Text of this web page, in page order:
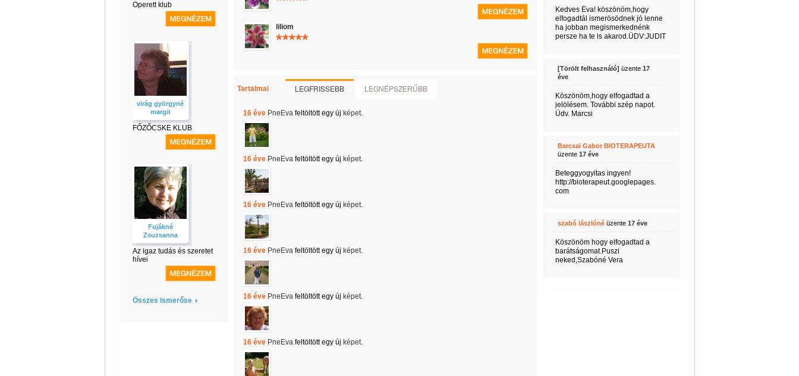
Operett klub
virág györgyné
margit
FŐZŐCSKE KLUB
Fujákné
Zsuzsanna
Az igaz tudás és szeretet
hívei
Összes ismerőse
liliom
Tartalmai LEGFRISSEBB LEGNÉPSZERŰBB
16 éve PneEvafeltöltött egy új képet.
16 éve PneEvafeltöltött egy új képet.
16 éve PneEvafeltöltött egy új képet.
16 éve PneEvafeltöltött egy új képet.
16 éve PneEvafeltöltött egy új képet.
16 éve PneEvafeltöltött egy új képet.
Kedves Éva! köszönöm,hogy
elfogadtál ismerösödnek jó lenne
ha jobban megismerkednénk
persze ha te is akarod.ÜDV:JUDIT
[Törölt felhasználó] üzente 17
éve
Köszönöm,hogy elfogadtad a
jelölésem. További szép napot.
Üdv. Marcsi
Barcsai Gabor BIOTERAPEUTA
üzente 17 éve
Beteggyogyitas ingyen!
http://bioterapeut.googlepages.
com
szabó lászlónéüzente 17 éve
Köszönöm hogy elfogadtad a
barátságomat.Puszi
neked,Szabóné Vera